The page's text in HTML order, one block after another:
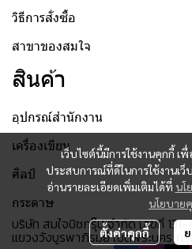
เว็บไซต์นี้มีการใช้งานคุกกี้
ประสบการณ์ที่ดีในการใช้งานเ
อ่านรายละเอียดเพิ่มเติมได้ที่ นโ
นโยบาย
ตั้งค่าคุกกี้
วิธีการสั่งซื้อ
สาขาของสมใจ
สินค้า
อุปกรณ์สำนักงาน
เครื่องเขียน
ศิลป์
กระดาษ
บริษัท สมใจบิซกรุ๊ป จำกัด เลขที่ 131-
แขวงวังบูรพาภิรมย์ เขตพระนคร ก